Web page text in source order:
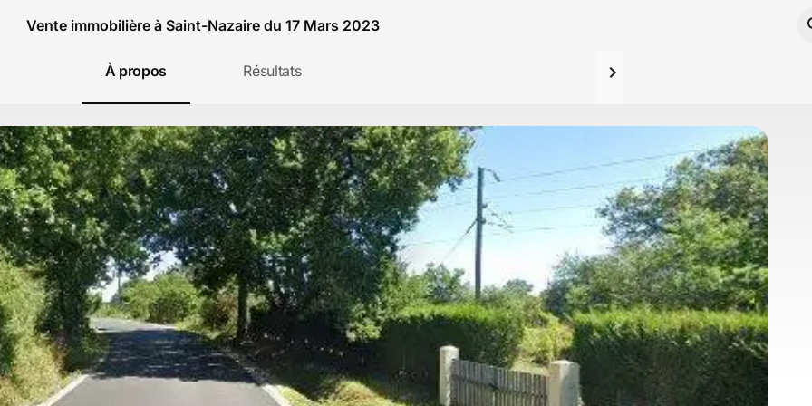
Vente immobilière à Saint-Nazaire du 17 Mars 2023
À propos Résultats